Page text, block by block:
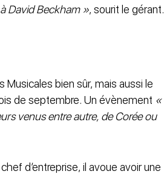
David Beckham », sourit le gérant.
Musicales bien sûr, mais aussi le
de septembre. Un évènement «
venus entre autre, de Corée ou
d’entreprise, il avoue avoir une